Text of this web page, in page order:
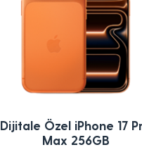
Dijitale Özel iPhone 17
Max 256GB